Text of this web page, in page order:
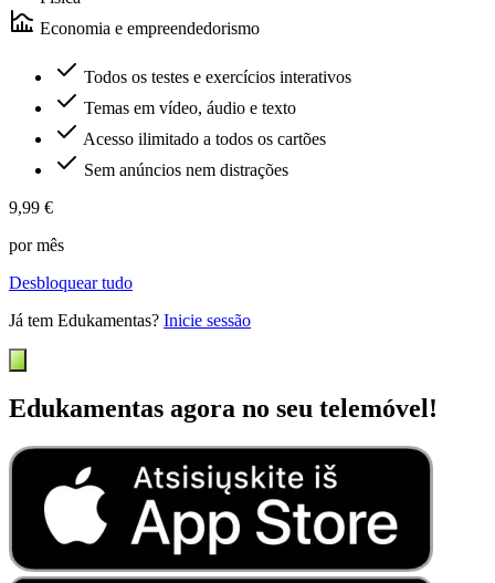
Economia e empreendedorismo
Todos os testes e exercícios interativos
Temas em vídeo, áudio e texto
Acesso ilimitado a todos os cartões
Sem anúncios nem distrações
9,99 €
por mês
Desbloquear tudo
Já tem Edukamentas? Inicie sessão
Edukamentas agora no seu telemóvel!